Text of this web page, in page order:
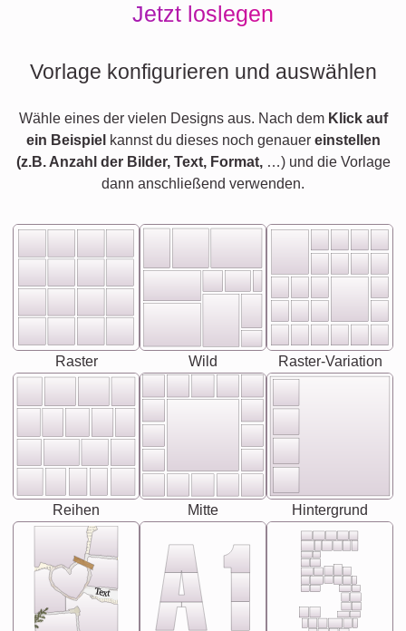
Jetzt loslegen
Vorlage konfigurieren und auswählen
Wähle eines der vielen Designs aus. Nach dem Klick auf
ein Beispiel kannst du dieses noch genauer einstellen
(z.B. Anzahl der Bilder, Text, Format,…) und die Vorlage
dann anschließend verwenden.
Raster Wild Raster-Variation
Reihen Mitte Hintergrund
Text